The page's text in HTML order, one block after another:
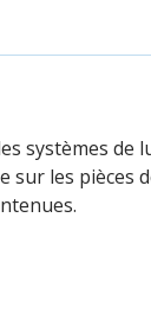
systèmes de
les pièces